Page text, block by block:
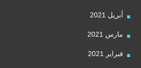
أبريل 2021
مارس 2021
فبراير 2021